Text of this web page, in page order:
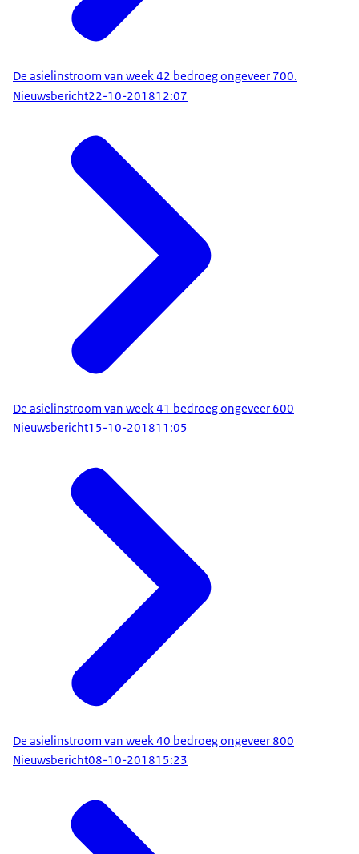
De asielinstroom van week 42 bedroeg ongeveer 700.
Nieuwsbericht22-10-201812:07
De asielinstroom van week 41 bedroeg ongeveer 600
Nieuwsbericht15-10-201811:05
De asielinstroom van week 40 bedroeg ongeveer 800
Nieuwsbericht08-10-201815:23